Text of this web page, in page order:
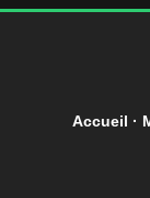
Accueil ·